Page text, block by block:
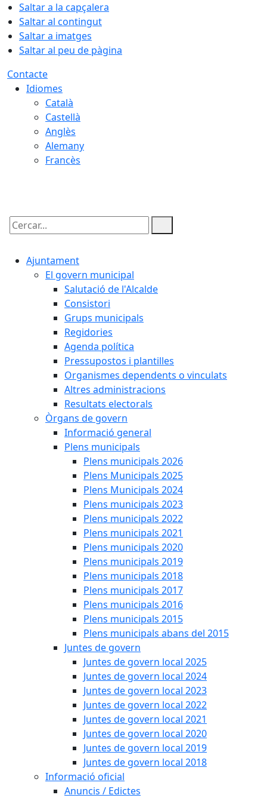
Saltar a la capçalera
Saltar al contingut
Saltar a imatges
Saltar al peu de pàgina
Contacte
Idiomes
Català
Castellà
Anglès
Alemany
Francès
Cercar:
Ajuntament
El govern municipal
Salutació de l'Alcalde
Consistori
Grups municipals
Regidories
Agenda política
Pressupostos i plantilles
Organismes dependents o vinculats
Altres administracions
Resultats electorals
Òrgans de govern
Informació general
Plens municipals
Plens municipals 2026
Plens Municipals 2025
Plens Municipals 2024
Plens municipals 2023
Plens municipals 2022
Plens municipals 2021
Plens municipals 2020
Plens municipals 2019
Plens municipals 2018
Plens municipals 2017
Plens municipals 2016
Plens municipals 2015
Plens municipals abans del 2015
Juntes de govern
Juntes de govern local 2025
Juntes de govern local 2024
Juntes de govern local 2023
Juntes de govern local 2022
Juntes de govern local 2021
Juntes de govern local 2020
Juntes de govern local 2019
Juntes de govern local 2018
Informació oficial
Anuncis / Edictes